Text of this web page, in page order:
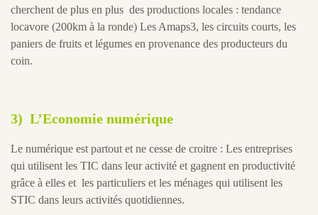
cherchent de plus en plus des productions locales : tendance
locavore (200km à la ronde) Les Amaps3, les circuits courts, les
paniers de fruits et légumes en provenance des producteurs du
coin.
3) L’Economie numérique
Le numérique est partout et ne cesse de croitre : Les entreprises
qui utilisent les TIC dans leur activité et gagnent en productivité
grâce à elles et les particuliers et les ménages qui utilisent les
STIC dans leurs activités quotidiennes.